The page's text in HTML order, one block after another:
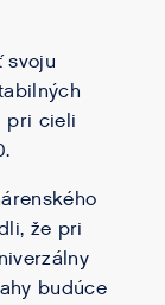
svoju
pri cieli
že pri
budúce